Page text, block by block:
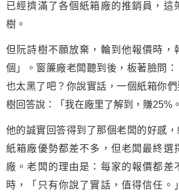
已經擠滿了各個紙箱廠的推銷員，這
樹。
但阮詩樹不願放棄，輪到他報價時，
個」。窗簾廠老闆聽到後，板著臉問
也太黑了吧？你說實話，一個紙箱你
樹回答說：「我在廠里了解到，賺25%。
他的誠實回答得到了那個老闆的好感
紙箱廠優勢都差不多，但老闆最終選
廠。老闆的理由是：每家的報價都差
時，「只有你說了實話，值得信任。